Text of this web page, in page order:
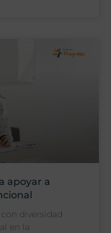
apoyar a
diversidad
en la